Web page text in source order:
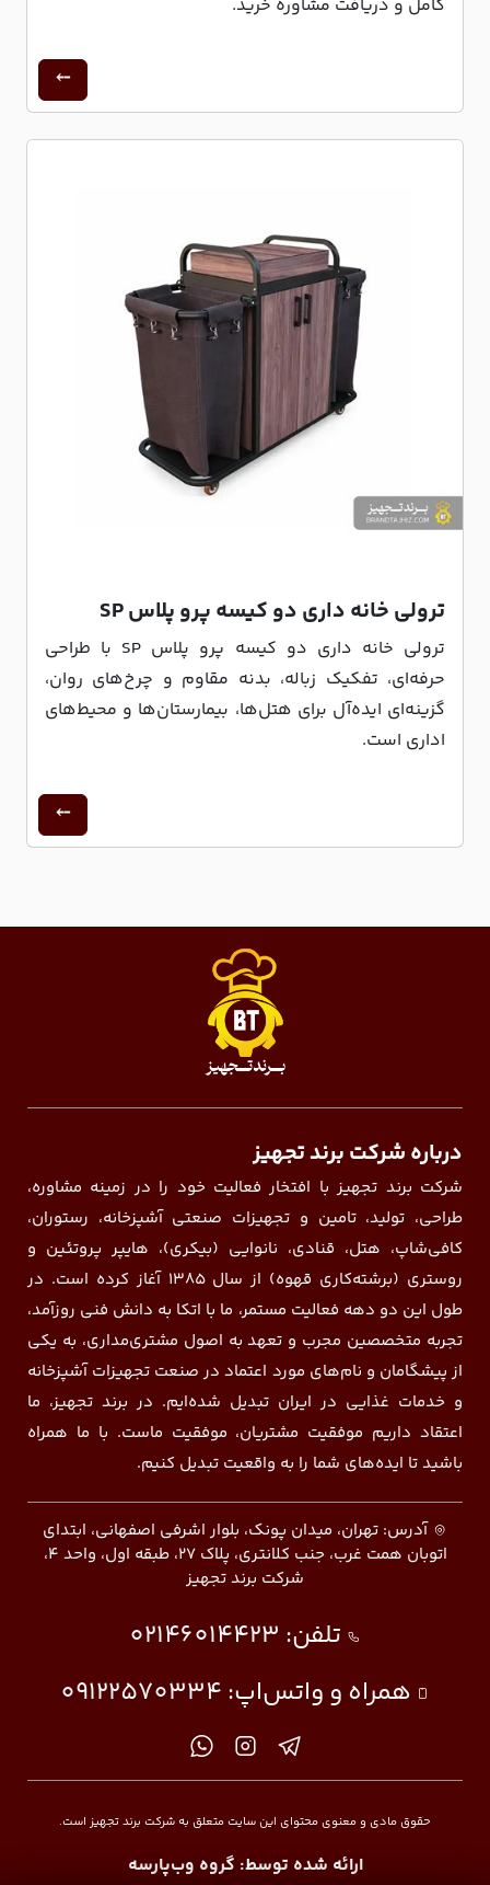
کامل و دریافت مشاوره خرید.
ترولی خانه داری دو کیسه پرو پلاس SP
ترولی خانه داری دو کیسه پرو پلاس SP با طراحی
حرفه‌ای، تفکیک زباله، بدنه مقاوم و چرخ‌های روان،
گزینه‌ای ایده‌آل برای هتل‌ها، بیمارستان‌ها و محیط‌های
اداری است.
درباره شرکت برند تجهیز
شرکت برند تجهیز با افتخار فعالیت خود را در زمینه مشاوره،
طراحی، تولید، تامین و تجهیزات صنعتی آشپزخانه، رستوران،
کافی‌شاپ، هتل، قنادی، نانوایی (بیکری)، هایپر پروتئین و
روستری (برشته‌کاری قهوه) از سال ۱۳۸۵ آغاز کرده است. در
طول این دو دهه فعالیت مستمر، ما با اتکا به دانش فنی روزآمد،
تجربه متخصصین مجرب و تعهد به اصول مشتری‌مداری، به یکی
از پیشگامان و نام‌های مورد اعتماد در صنعت تجهیزات آشپزخانه
و خدمات غذایی در ایران تبدیل شده‌ایم. در برند تجهیز، ما
اعتقاد داریم موفقیت مشتریان، موفقیت ماست. با ما همراه
باشید تا ایده‌های شما را به واقعیت تبدیل کنیم.
آدرس: تهران، میدان پونک، بلوار اشرفی اصفهانی، ابتدای
اتوبان همت غرب، جنب کلانتری، پلاک ۲۷، طبقه اول، واحد ۴،
شرکت برند تجهیز
تلفن: 02146014423
همراه و واتس‌اپ:09122570334
حقوق مادی و معنوی محتوای این سایت متعلق به شرکت برند تجهیز است.
ارائه شده توسط: گروه وب‌پارسه